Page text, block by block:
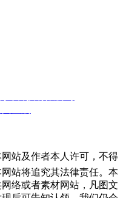
站及作者本人许可，不得
站将追究其法律责任。本
络或者素材网站，凡图文